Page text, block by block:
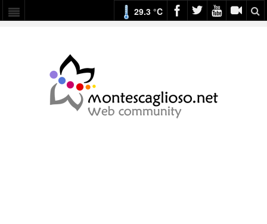
29.3 °C